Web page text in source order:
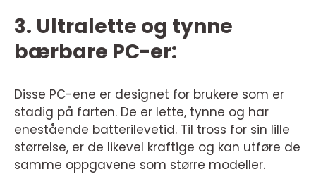
3. Ultralette og tynne
bærbare PC-er:
Disse PC-ene er designet for brukere som er
stadig på farten. De er lette, tynne og har
enestående batterilevetid. Til tross for sin lille
størrelse, er de likevel kraftige og kan utføre de
samme oppgavene som større modeller.